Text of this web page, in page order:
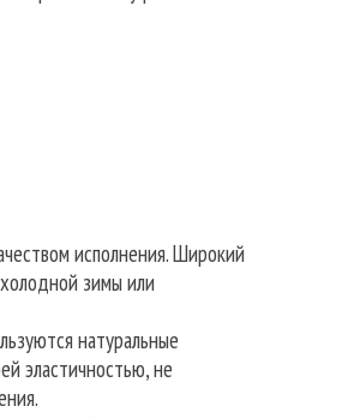
исполнения. Широкий
зимы или
натуральные
эластичностью, не